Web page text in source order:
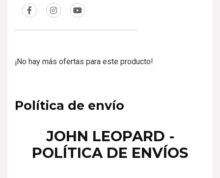
¡No hay más ofertas para este producto!
Política de envío
JOHN LEOPARD -
POLÍTICA DE ENVÍOS